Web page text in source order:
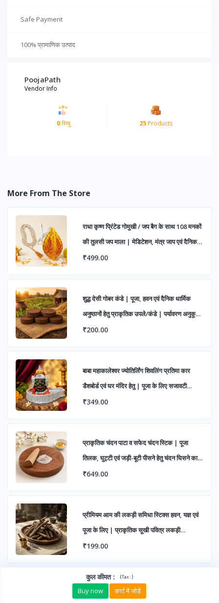
Safe Payment
100% प्रामाणिक उत्पाद
PoojaPath
Vendor Info
0रिव्यु 25Products
More From The Store
राधा कृष्ण प्रिंटेड गोमुखी / जप बैग के साथ 108 मनकों
की तुलसी जप माला | मेडिटेशन, मंत्र जाप एवं दैनिक
पूजा हेतु (पैक ऑफ 1)
₹499.00
शुद्ध देसी गोबर कंडे | पूजा, हवन एवं दैनिक धार्मिक
अनुष्ठानों हेतु प्राकृतिक उपले/कंडे | पर्यावरण अनुकूल
एवं पारंपरिक उपयोग के लिए उत्तम
₹200.00
बाबा महाकालेश्वर ज्योतिर्लिंग शिवलिंग प्रतिमा कार
डैशबोर्ड एवं घर मंदिर हेतु | पूजा के लिए सजावटी
महाकाल मूर्ति (पैक ऑफ 1)
₹349.00
प्राकृतिक चंदन पाटा व सफेद चंदन स्टिक | पूजा
तिलक, घुट्टी एवं जड़ी-बूटी पीसने हेतु चंदन घिसने का
पत्थर
₹649.00
प्रीमियम आम की लकड़ी समिधा स्टिक्स हवन, यज्ञ एवं
पूजा के लिए | प्राकृतिक सूखी पवित्र लकड़ी
सकारात्मक ऊर्जा हेतु
₹199.00
कुल कीमत: (Tax :)
Buy now कार्ट में जोड़ें